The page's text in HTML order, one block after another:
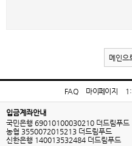
메인으
FAQ 마이페이지
입금계좌안내
국민은행 69010100030210 더드림푸드
농협 3550072015213 더드림푸드
신한은행 140013532484 더드림푸드